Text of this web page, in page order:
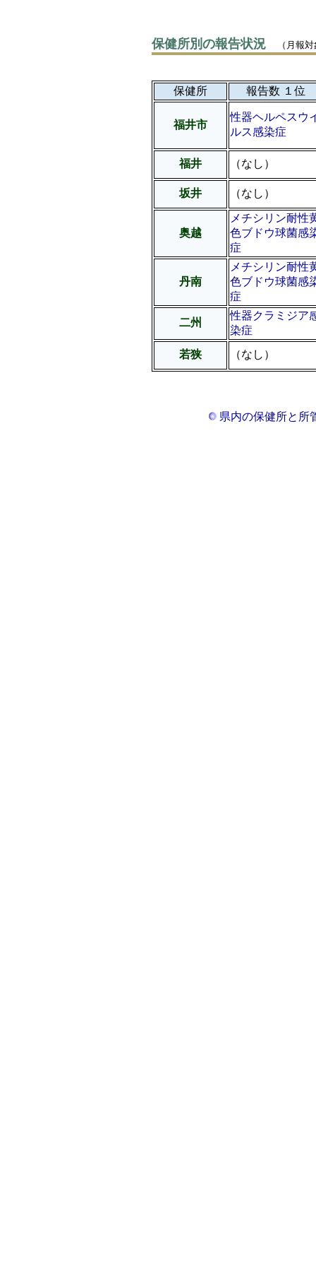
保健所別の報告状況 （月報
保健所 報告数 １位
福井市
性器ヘルペスウ
ルス感染症
福井 （なし）
坂井 （なし）
奥越
メチシリン耐性
色ブドウ球菌感
症
丹南
メチシリン耐性
色ブドウ球菌感
症
二州
性器クラミジア
染症
若狭
（なし）
県内の保健所と所